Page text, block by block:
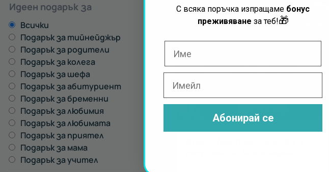
Идеен подарък за
Всички
Подарък за тийнейджър
Подарък за родители
Подарък за колега
Подарък за шефа
Подарък за абитуриент
Подарък за бременни
Подарък за любимия
Подарък за любимата
Подарък за приятел
Подарък за мама
Подарък за учител
С всяка поръчка изпращаме бонус
преживяване за теб!🎁
Абонирай се